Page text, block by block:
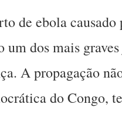
de ebola
um dos mais
A propagação
do Congo,